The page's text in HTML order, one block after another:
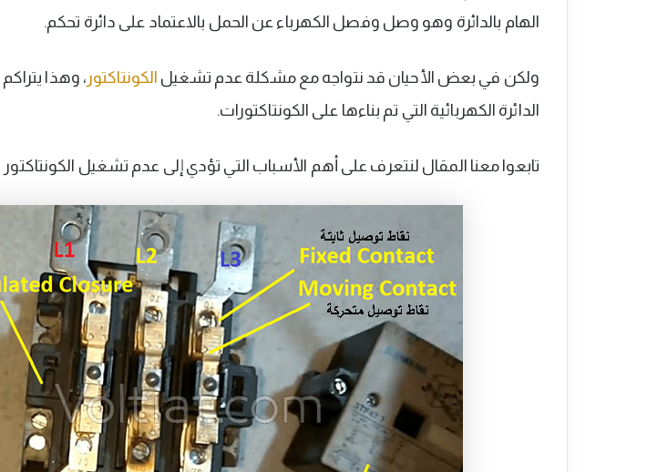
الهام بالدائرة وهو وصل وفصل الكهرباء عن الحمل بالاعتماد على دائرة تحكم.
ولكن في بعض الأحيان قد نتواجه مع مشكلة عدم تشغيل الكونتاكتور ، وهذا
الدائرة الكهربائية التي تم بناءها على الكونتاكتورات.
تابعوا معنا المقال لنتعرف على أهم الأسباب التي تؤدي إلى عدم تشغيل